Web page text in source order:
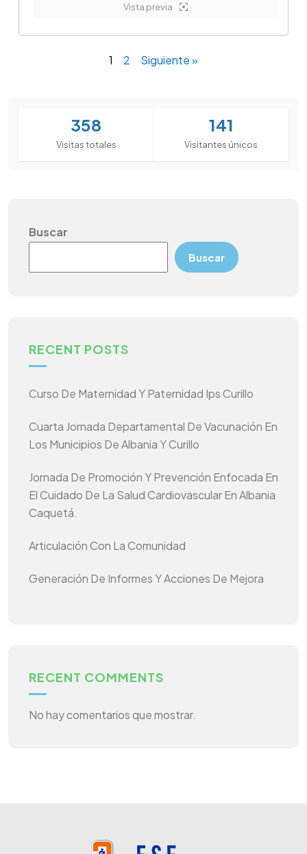
Vista previa
1 2 Siguiente »
358
Visitas totales
141
Visitantes únicos
Buscar
Buscar
RECENT POSTS
Curso De Maternidad Y Paternidad Ips Curillo
Cuarta Jornada Departamental De Vacunación En
Los Municipios De Albania Y Curillo
Jornada De Promoción Y Prevención Enfocada En
El Cuidado De La Salud Cardiovascular En Albania
Caquetá.
Articulación Con La Comunidad
Generación De Informes Y Acciones De Mejora
RECENT COMMENTS
No hay comentarios que mostrar.